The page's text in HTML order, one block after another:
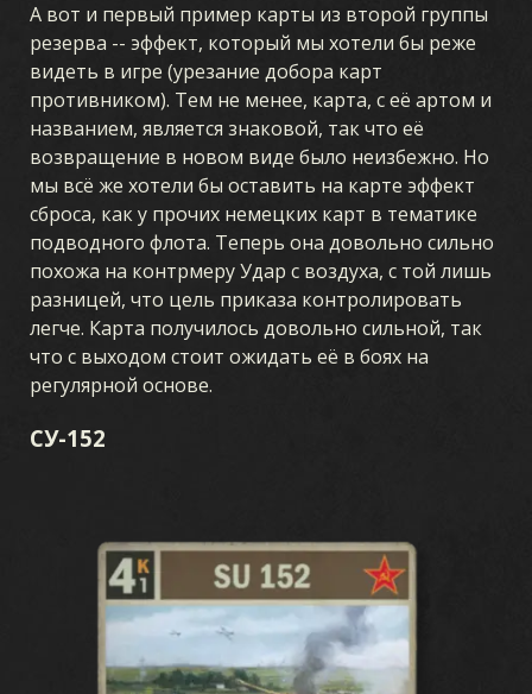
А вот и первый пример карты из второй группы
резерва -- эффект, который мы хотели бы реже
видеть в игре (урезание добора карт
противником). Тем не менее, карта, с её артом и
названием, является знаковой, так что её
возвращение в новом виде было неизбежно. Но
мы всё же хотели бы оставить на карте эффект
сброса, как у прочих немецких карт в тематике
подводного флота. Теперь она довольно сильно
похожа на контрмеру Удар с воздуха, с той лишь
разницей, что цель приказа контролировать
легче. Карта получилось довольно сильной, так
что с выходом стоит ожидать её в боях на
регулярной основе.
СУ-152